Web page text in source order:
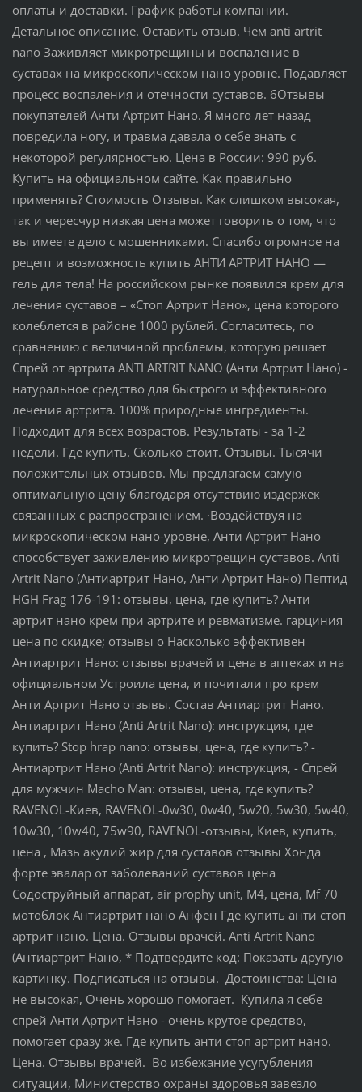
оплаты и доставки. График работы компании.
Детальное описание. Оставить отзыв. Чем anti artrit
nano Заживляет микротрещины и воспаление в
суставах на микроскопическом нано уровне. Подавляет
процесс воспаления и отечности суставов. 6Отзывы
покупателей Анти Артрит Нано. Я много лет назад
повредила ногу, и травма давала о себе знать с
некоторой регулярностью. Цена в России: 990 руб.
Купить на официальном сайте. Как правильно
применять? Стоимость Отзывы. Как слишком высокая,
так и чересчур низкая цена может говорить о том, что
вы имеете дело с мошенниками. Спасибо огромное на
рецепт и возможность купить АНТИ АРТРИТ НАНО —
гель для тела! На российском рынке появился крем для
лечения суставов – «Стоп Артрит Нано», цена которого
колеблется в районе 1000 рублей. Согласитесь, по
сравнению с величиной проблемы, которую решает
Спрей от артрита ANTI ARTRIT NANO (Анти Артрит Нано) -
натуральное средство для быстрого и эффективного
лечения артрита. 100% природные ингредиенты.
Подходит для всех возрастов. Результаты - за 1-2
недели. Где купить. Сколько стоит. Отзывы. Тысячи
положительных отзывов. Мы предлагаем самую
оптимальную цену благодаря отсутствию издержек
связанных с распространением. ·Воздействуя на
микроскопическом нано-уровне, Анти Артрит Нано
способствует заживлению микротрещин суставов. Anti
Artrit Nano (Антиартрит Нано, Анти Артрит Нано) Пептид
HGH Frag 176-191: отзывы, цена, где купить? Анти
артрит нано крем при артрите и ревматизме. гарциния
цена по скидке; отзывы о Насколько эффективен
Антиартрит Нано: отзывы врачей и цена в аптеках и на
официальном Устроила цена, и почитали про крем
Анти Артрит Нано отзывы. Состав Антиартрит Нано.
Антиартрит Нано (Anti Artrit Nano): инструкция, где
купить? Stop hrap nano: отзывы, цена, где купить? -
Антиартрит Нано (Anti Artrit Nano): инструкция, - Спрей
для мужчин Macho Man: отзывы, цена, где купить?
RAVENOL-Киев, RAVENOL-0w30, 0w40, 5w20, 5w30, 5w40,
10w30, 10w40, 75w90, RAVENOL-отзывы, Киев, купить,
цена , Мазь акулий жир для суставов отзывы Хонда
форте эвалар от заболеваний суставов цена
Содоструйный аппарат, air prophy unit, М4, цена, Mf 70
мотоблок Антиартрит нано Анфен Где купить анти стоп
артрит нано. Цена. Отзывы врачей. Anti Artrit Nano
(Антиартрит Нано, * Подтвердите код: Показать другую
картинку. Подписаться на отзывы. Достоинства: Цена
не высокая, Очень хорошо помогает. Купила я себе
спрей Анти Артрит Нано - очень крутое средство,
помогает сразу же. Где купить анти стоп артрит нано.
Цена. Отзывы врачей. Во избежание усугубления
ситуации, Министерство охраны здоровья завезло